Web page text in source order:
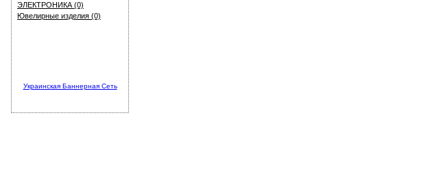
ЭЛЕКТРОНИКА (0)
Ювелирные изделия (0)
Украинская Баннерная Сеть